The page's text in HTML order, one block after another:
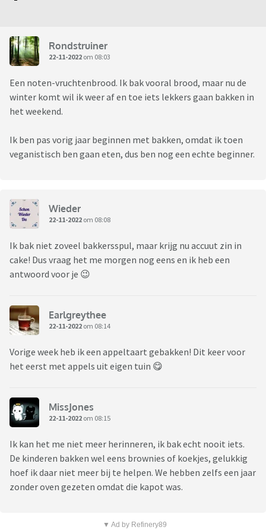
Rondstruiner
22-11-2022 om 08:03
Een noten-vruchtenbrood. Ik bak vooral brood, maar nu de
winter komt wil ik weer af en toe iets lekkers gaan bakken in
het weekend.
Ik ben pas vorig jaar beginnen met bakken, omdat ik toen
veganistisch ben gaan eten, dus ben nog een echte beginner.
Wieder
22-11-2022 om 08:08
Ik bak niet zoveel bakkersspul, maar krijg nu accuut zin in
cake! Dus vraag het me morgen nog eens en ik heb een
antwoord voor je 😉
Earlgreythee
22-11-2022 om 08:14
Vorige week heb ik een appeltaart gebakken! Dit keer voor
het eerst met appels uit eigen tuin 😋
MissJones
22-11-2022 om 08:15
Ik kan het me niet meer herinneren, ik bak echt nooit iets.
De kinderen bakken wel eens brownies of koekjes, gelukkig
hoef ik daar niet meer bij te helpen. We hebben zelfs een jaar
zonder oven gezeten omdat die kapot was.
▼ Ad by Refinery89